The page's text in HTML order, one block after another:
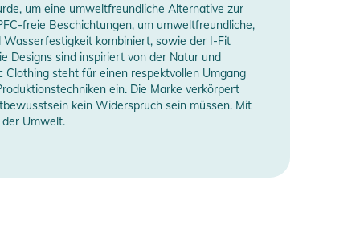
um eine umweltfreundliche Alternative zur
freie Beschichtungen, um umweltfreundliche,
Wasserfestigkeit kombiniert, sowie der I-Fit
Designs sind inspiriert von der Natur und
steht für einen respektvollen Umgang
ein. Die Marke verkörpert
kein Widerspruch sein müssen. Mit
Umwelt.